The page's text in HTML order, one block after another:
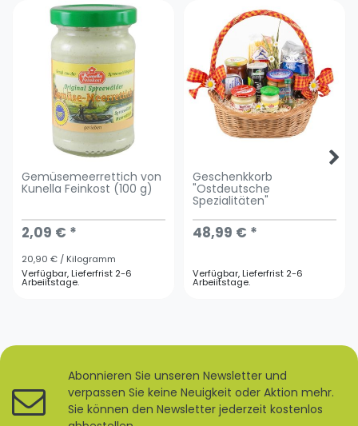
Gemüsemeerrettich von
Kunella Feinkost (100 g)
2,09 € *
20,90 € / Kilogramm
Verfügbar, Lieferfrist 2-6
Arbeiitstage.
Geschenkkorb
"Ostdeutsche
Spezialitäten"
48,99 € *
Verfügbar, Lieferfrist 2-6
Arbeiitstage.
Abonnieren Sie unseren Newsletter und
verpassen Sie keine Neuigkeit oder Aktion mehr.
Sie können den Newsletter jederzeit kostenlos